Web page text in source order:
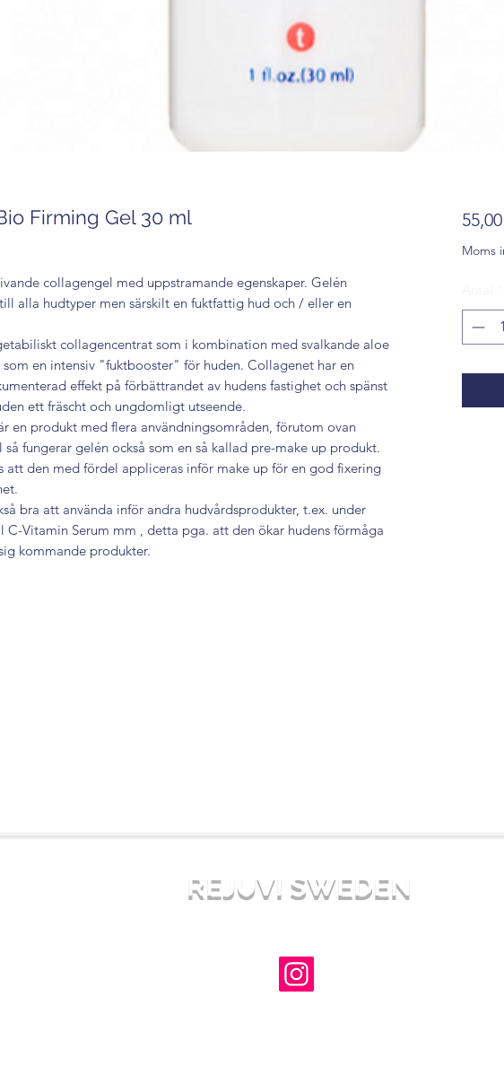
Firming Gel 30 ml
collagengel med uppstramande egenskaper. Gelén
alla hudtyper men särskilt en fuktfattig hud och / eller en
collagencentrat som i kombination med svalkande aloe
som en intensiv "fuktbooster" för huden. Collagenet har en
rad effekt på förbättrandet av hudens fastighet och spänst
ett fräscht och ungdomligt utseende.
en produkt med flera användningsområden, förutom ovan
så fungerar gelén också som en så kallad pre-make up produkt.
att den med fördel appliceras inför make up för en god fixering
bra att använda inför andra hudvårdsprodukter, t.ex. under
C-Vitamin Serum mm , detta pga. att den ökar hudens förmåga
kommande produkter.
Moms
REJUVI SWEDEN